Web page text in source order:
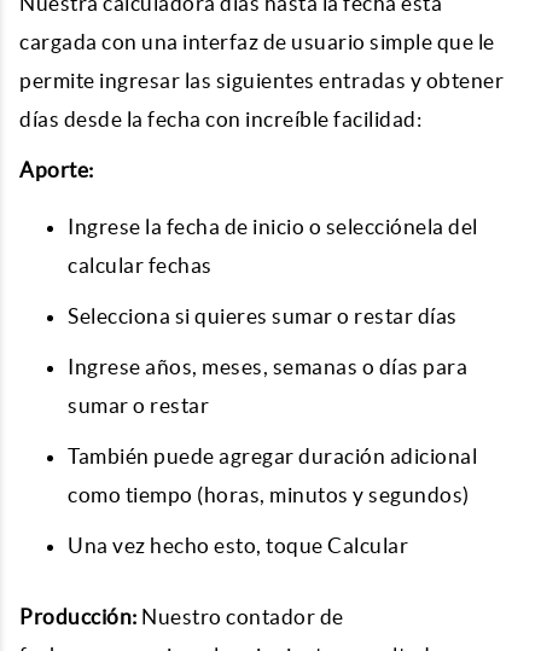
cargada con una interfaz de usuario simple que le
permite ingresar las siguientes entradas y obtener
días desde la fecha con increíble facilidad:
Aporte:
Ingrese la fecha de inicio o selecciónela del
calcular fechas
Selecciona si quieres sumar o restar días
Ingrese años, meses, semanas o días para
sumar o restar
También puede agregar duración adicional
como tiempo (horas, minutos y segundos)
Una vez hecho esto, toque Calcular
Producción: Nuestro contador de